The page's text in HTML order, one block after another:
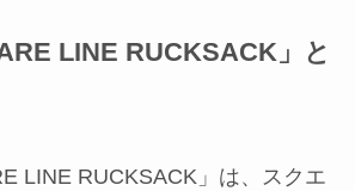
LINE RUCKSACK」と
LINE RUCKSACK」は、スクエ